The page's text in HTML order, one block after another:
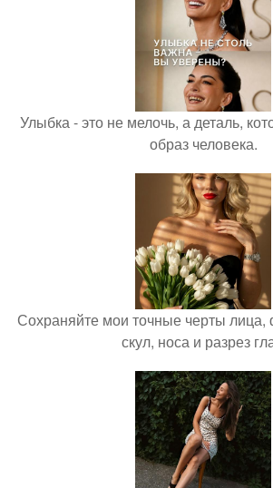
Улыбка - это не мелочь, а деталь,
образ человека.
Сохраняйте мои точные черты
скул, носа и разрез